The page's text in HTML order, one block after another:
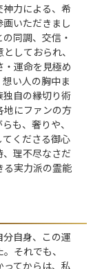
神力による、希
いただきまし
同調、交信・
しておられ、
運命を見極め
い人の胸中ま
独自の縁切り術
地にファンの方
も、奢りや、
くださる御心
理不尽なさだ
る実力派の霊能
自身、この運
それでも、
ってからは、私